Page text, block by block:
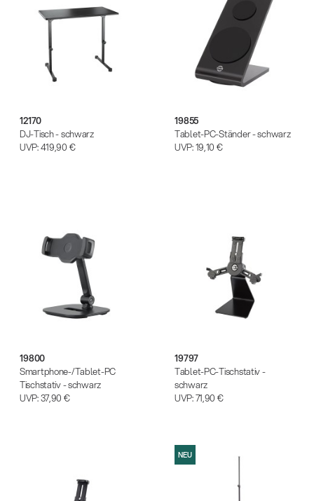
12170
DJ-Tisch - schwarz
UVP:419,90 €
19855
Tablet-PC-Ständer - schwarz
UVP:19,10 €
19800
Smartphone-/Tablet-PC
Tischstativ - schwarz
UVP:37,90 €
19797
Tablet-PC-Tischstativ -
schwarz
UVP:71,90 €
NEU